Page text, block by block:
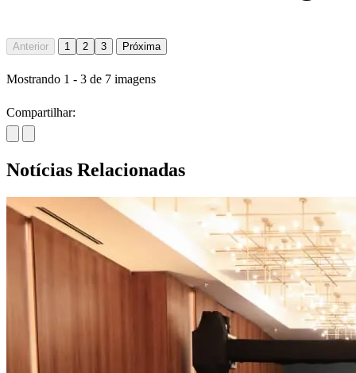
Anterior 1 2 3 Próxima
Mostrando 1 - 3 de 7 imagens
Compartilhar:
Notícias Relacionadas